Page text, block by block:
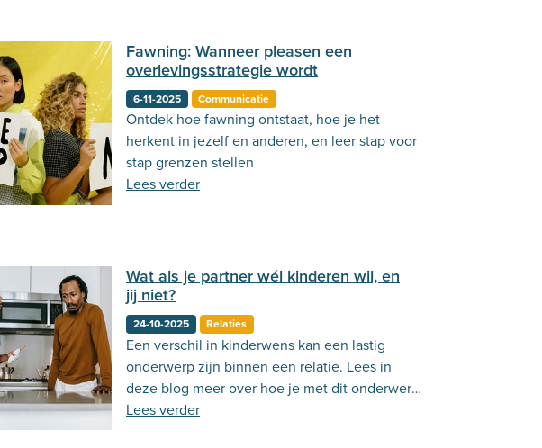
Fawning: Wanneer pleasen een
overlevingsstrategie wordt
6-11-2025 Communicatie
Ontdek hoe fawning ontstaat, hoe je het
herkent in jezelf en anderen, en leer stap voor
stap grenzen stellen
Lees verder
Wat als je partner wél kinderen wil, en
jij niet?
24-10-2025 Relaties
Een verschil in kinderwens kan een lastig
onderwerp zijn binnen een relatie. Lees in
deze blog meer over hoe je met dit onderwerp
om kan gaan.
Lees verder